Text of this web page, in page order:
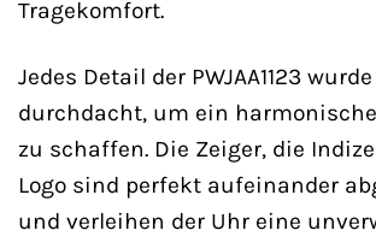
Tragekomfort.
Jedes Detail der PWJAA1123
durchdacht, um ein
zu schaffen. Die Zeiger, die
Logo sind perfekt aufeinander
und verleihen der Uhr eine